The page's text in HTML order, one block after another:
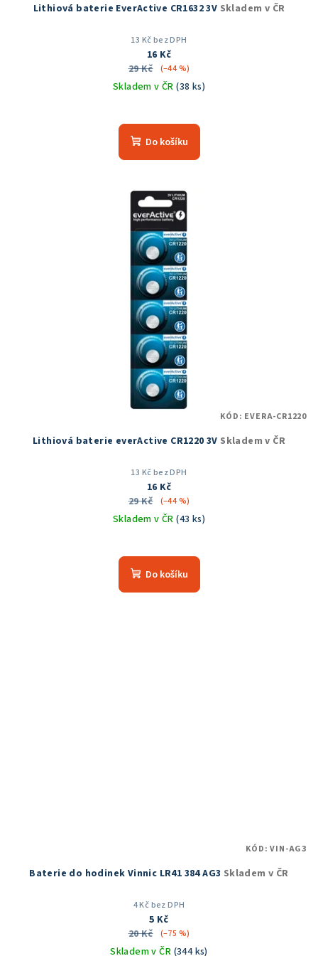
Lithiová baterie EverActive CR1632 3V Skladem v ČR
13 Kč bez DPH
16 Kč
29 Kč
(–44 %)
Skladem v ČR(38 ks)
Do košíku
Lithiová baterie everActive CR1220 3V Skladem v ČR
13 Kč bez DPH
16 Kč
29 Kč
(–44 %)
Skladem v ČR(43 ks)
Do košíku
KÓD: EVERA-CR1220
Baterie do hodinek Vinnic LR41 384 AG3 Skladem v ČR
4 Kč bez DPH
5 Kč
20 Kč
(–75 %)
Skladem v ČR (344 ks)
KÓD:VIN-AG3